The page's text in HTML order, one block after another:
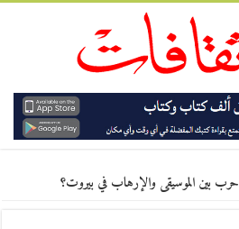
حرب بين الموسيقى والإرهاب في بيروت؟